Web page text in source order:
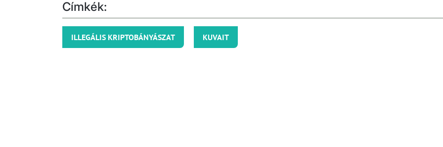
Címkék:
ILLEGÁLIS KRIPTOBÁNYÁSZAT KUVAIT